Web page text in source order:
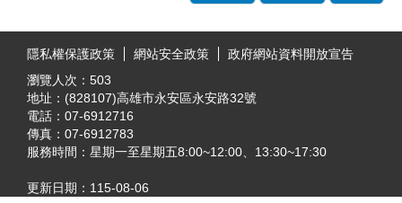
隱私權保護政策
網站安全政策
政府網站資料開放宣告
瀏覽人次： 503
地址：(828107)高雄市永安區永安路32號
電話：07-6912716
傳真：07-6912783
服務時間：星期一至星期五8:00~12:00、13:30~17:30
更新日期： 115-08-06